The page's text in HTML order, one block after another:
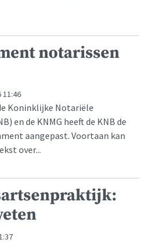
notarissen
11:46
Koninklijke Notariële
en de KNMG heeft de KNB de
aangepast. Voortaan kan
over...